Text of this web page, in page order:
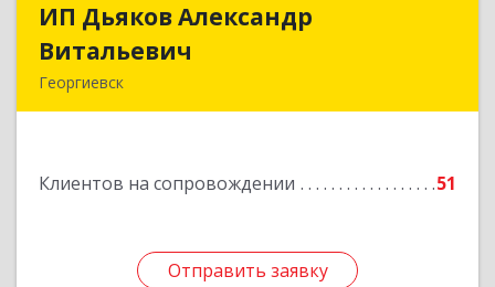
ИП Дьяков Александр
Витальевич
Георгиевск
Клиентов на сопровождении 51
Отправить заявку
ИП Дьяков Александр
Отправить заявку